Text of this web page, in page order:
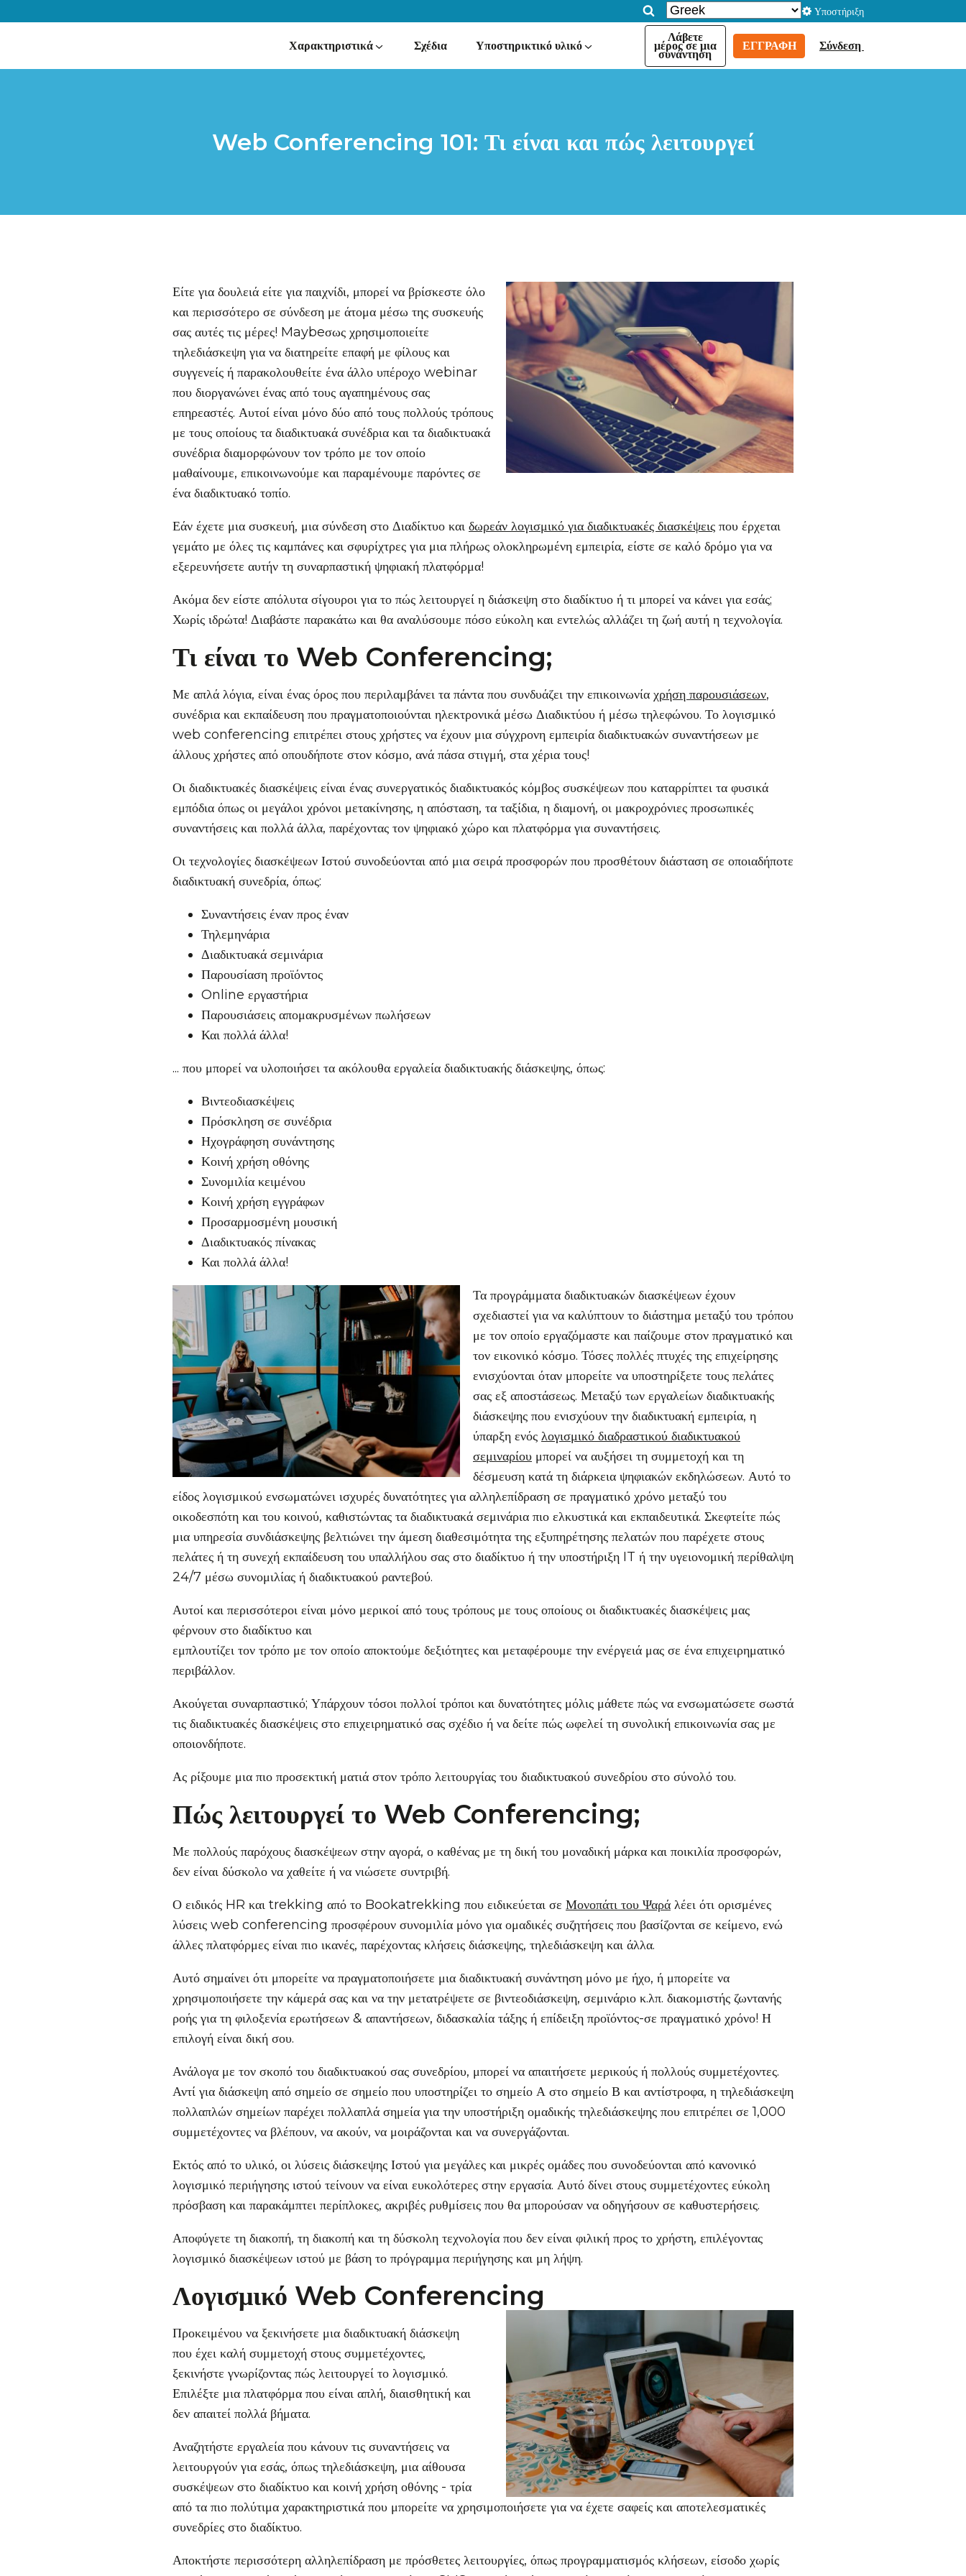
Υποστήριξη
Χαρακτηριστικά Σχέδια Υποστηρικτικό υλικό
Λάβετε
μέρος σε μια
συνάντηση
ΕΓΓΡΑΦΉ Σύνδεση
Web Conferencing 101: Τι είναι και πώς λειτουργεί
Είτε για δουλειά είτε για παιχνίδι, μπορεί να βρίσκεστε όλο
και περισσότερο σε σύνδεση με άτομα μέσω της συσκευής
σας αυτές τις μέρες! Maybeσως χρησιμοποιείτε
τηλεδιάσκεψη για να διατηρείτε επαφή με φίλους και
συγγενείς ή παρακολουθείτε ένα άλλο υπέροχο webinar
που διοργανώνει ένας από τους αγαπημένους σας
επηρεαστές. Αυτοί είναι μόνο δύο από τους πολλούς τρόπους
με τους οποίους τα διαδικτυακά συνέδρια και τα διαδικτυακά
συνέδρια διαμορφώνουν τον τρόπο με τον οποίο
μαθαίνουμε, επικοινωνούμε και παραμένουμε παρόντες σε
ένα διαδικτυακό τοπίο.
Εάν έχετε μια συσκευή, μια σύνδεση στο Διαδίκτυο και δωρεάν λογισμικό για διαδικτυακές διασκέψεις που έρχεται
γεμάτο με όλες τις καμπάνες και σφυρίχτρες για μια πλήρως ολοκληρωμένη εμπειρία, είστε σε καλό δρόμο για να
εξερευνήσετε αυτήν τη συναρπαστική ψηφιακή πλατφόρμα!
Ακόμα δεν είστε απόλυτα σίγουροι για το πώς λειτουργεί η διάσκεψη στο διαδίκτυο ή τι μπορεί να κάνει για εσάς;
Χωρίς ιδρώτα! Διαβάστε παρακάτω και θα αναλύσουμε πόσο εύκολη και εντελώς αλλάζει τη ζωή αυτή η τεχνολογία.
Τι είναι το Web Conferencing;
Με απλά λόγια, είναι ένας όρος που περιλαμβάνει τα πάντα που συνδυάζει την επικοινωνία χρήση παρουσιάσεων,
συνέδρια και εκπαίδευση που πραγματοποιούνται ηλεκτρονικά μέσω Διαδικτύου ή μέσω τηλεφώνου. Το λογισμικό
web conferencing επιτρέπει στους χρήστες να έχουν μια σύγχρονη εμπειρία διαδικτυακών συναντήσεων με
άλλους χρήστες από οπουδήποτε στον κόσμο, ανά πάσα στιγμή, στα χέρια τους!
Οι διαδικτυακές διασκέψεις είναι ένας συνεργατικός διαδικτυακός κόμβος συσκέψεων που καταρρίπτει τα φυσικά
εμπόδια όπως οι μεγάλοι χρόνοι μετακίνησης, η απόσταση, τα ταξίδια, η διαμονή, οι μακροχρόνιες προσωπικές
συναντήσεις και πολλά άλλα, παρέχοντας τον ψηφιακό χώρο και πλατφόρμα για συναντήσεις.
Οι τεχνολογίες διασκέψεων Ιστού συνοδεύονται από μια σειρά προσφορών που προσθέτουν διάσταση σε οποιαδήποτε
διαδικτυακή συνεδρία, όπως:
Συναντήσεις έναν προς έναν
Τηλεμηνάρια
Διαδικτυακά σεμινάρια
Παρουσίαση προϊόντος
Online εργαστήρια
Παρουσιάσεις απομακρυσμένων πωλήσεων
Και πολλά άλλα!
... που μπορεί να υλοποιήσει τα ακόλουθα εργαλεία διαδικτυακής διάσκεψης, όπως:
Βιντεοδιασκέψεις
Πρόσκληση σε συνέδρια
Ηχογράφηση συνάντησης
Κοινή χρήση οθόνης
Συνομιλία κειμένου
Κοινή χρήση εγγράφων
Προσαρμοσμένη μουσική
Διαδικτυακός πίνακας
Και πολλά άλλα!
Τα προγράμματα διαδικτυακών διασκέψεων έχουν
σχεδιαστεί για να καλύπτουν το διάστημα μεταξύ του τρόπου
με τον οποίο εργαζόμαστε και παίζουμε στον πραγματικό και
τον εικονικό κόσμο. Τόσες πολλές πτυχές της επιχείρησης
ενισχύονται όταν μπορείτε να υποστηρίξετε τους πελάτες
σας εξ αποστάσεως. Μεταξύ των εργαλείων διαδικτυακής
διάσκεψης που ενισχύουν την διαδικτυακή εμπειρία, η
ύπαρξη ενός λογισμικό διαδραστικού διαδικτυακού
σεμιναρίου μπορεί να αυξήσει τη συμμετοχή και τη
δέσμευση κατά τη διάρκεια ψηφιακών εκδηλώσεων. Αυτό το
είδος λογισμικού ενσωματώνει ισχυρές δυνατότητες για αλληλεπίδραση σε πραγματικό χρόνο μεταξύ του
οικοδεσπότη και του κοινού, καθιστώντας τα διαδικτυακά σεμινάρια πιο ελκυστικά και εκπαιδευτικά. Σκεφτείτε πώς
μια υπηρεσία συνδιάσκεψης βελτιώνει την άμεση διαθεσιμότητα της εξυπηρέτησης πελατών που παρέχετε στους
πελάτες ή τη συνεχή εκπαίδευση του υπαλλήλου σας στο διαδίκτυο ή την υποστήριξη IT ή την υγειονομική περίθαλψη
24/7 μέσω συνομιλίας ή διαδικτυακού ραντεβού.
Αυτοί και περισσότεροι είναι μόνο μερικοί από τους τρόπους με τους οποίους οι διαδικτυακές διασκέψεις μας
φέρνουν στο διαδίκτυο και
εμπλουτίζει τον τρόπο με τον οποίο αποκτούμε δεξιότητες και μεταφέρουμε την ενέργειά μας σε ένα επιχειρηματικό
περιβάλλον.
Ακούγεται συναρπαστικό; Υπάρχουν τόσοι πολλοί τρόποι και δυνατότητες μόλις μάθετε πώς να ενσωματώσετε σωστά
τις διαδικτυακές διασκέψεις στο επιχειρηματικό σας σχέδιο ή να δείτε πώς ωφελεί τη συνολική επικοινωνία σας με
οποιονδήποτε.
Ας ρίξουμε μια πιο προσεκτική ματιά στον τρόπο λειτουργίας του διαδικτυακού συνεδρίου στο σύνολό του.
Πώς λειτουργεί το Web Conferencing;
Με πολλούς παρόχους διασκέψεων στην αγορά, ο καθένας με τη δική του μοναδική μάρκα και ποικιλία προσφορών,
δεν είναι δύσκολο να χαθείτε ή να νιώσετε συντριβή.
Ο ειδικός HR και trekking από το Bookatrekking που ειδικεύεται σε Μονοπάτι του Ψαρά λέει ότι ορισμένες
λύσεις web conferencing προσφέρουν συνομιλία μόνο για ομαδικές συζητήσεις που βασίζονται σε κείμενο, ενώ
άλλες πλατφόρμες είναι πιο ικανές, παρέχοντας κλήσεις διάσκεψης, τηλεδιάσκεψη και άλλα.
Αυτό σημαίνει ότι μπορείτε να πραγματοποιήσετε μια διαδικτυακή συνάντηση μόνο με ήχο, ή μπορείτε να
χρησιμοποιήσετε την κάμερά σας και να την μετατρέψετε σε βιντεοδιάσκεψη, σεμινάριο κ.λπ. διακομιστής ζωντανής
ροής για τη φιλοξενία ερωτήσεων & απαντήσεων, διδασκαλία τάξης ή επίδειξη προϊόντος-σε πραγματικό χρόνο! Η
επιλογή είναι δική σου.
Ανάλογα με τον σκοπό του διαδικτυακού σας συνεδρίου, μπορεί να απαιτήσετε μερικούς ή πολλούς συμμετέχοντες.
Αντί για διάσκεψη από σημείο σε σημείο που υποστηρίζει το σημείο Α στο σημείο Β και αντίστροφα, η τηλεδιάσκεψη
πολλαπλών σημείων παρέχει πολλαπλά σημεία για την υποστήριξη ομαδικής τηλεδιάσκεψης που επιτρέπει σε 1,000
συμμετέχοντες να βλέπουν, να ακούν, να μοιράζονται και να συνεργάζονται.
Εκτός από το υλικό, οι λύσεις διάσκεψης Ιστού για μεγάλες και μικρές ομάδες που συνοδεύονται από κανονικό
λογισμικό περιήγησης ιστού τείνουν να είναι ευκολότερες στην εργασία. Αυτό δίνει στους συμμετέχοντες εύκολη
πρόσβαση και παρακάμπτει περίπλοκες, ακριβές ρυθμίσεις που θα μπορούσαν να οδηγήσουν σε καθυστερήσεις.
Αποφύγετε τη διακοπή, τη διακοπή και τη δύσκολη τεχνολογία που δεν είναι φιλική προς το χρήστη, επιλέγοντας
λογισμικό διασκέψεων ιστού με βάση το πρόγραμμα περιήγησης και μη λήψη.
Λογισμικό Web Conferencing
Προκειμένου να ξεκινήσετε μια διαδικτυακή διάσκεψη
που έχει καλή συμμετοχή στους συμμετέχοντες,
ξεκινήστε γνωρίζοντας πώς λειτουργεί το λογισμικό.
Επιλέξτε μια πλατφόρμα που είναι απλή, διαισθητική και
δεν απαιτεί πολλά βήματα.
Αναζητήστε εργαλεία που κάνουν τις συναντήσεις να
λειτουργούν για εσάς, όπως τηλεδιάσκεψη, μια αίθουσα
συσκέψεων στο διαδίκτυο και κοινή χρήση οθόνης - τρία
από τα πιο πολύτιμα χαρακτηριστικά που μπορείτε να χρησιμοποιήσετε για να έχετε σαφείς και αποτελεσματικές
συνεδρίες στο διαδίκτυο.
Αποκτήστε περισσότερη αλληλεπίδραση με πρόσθετες λειτουργίες, όπως προγραμματισμός κλήσεων, είσοδο χωρίς